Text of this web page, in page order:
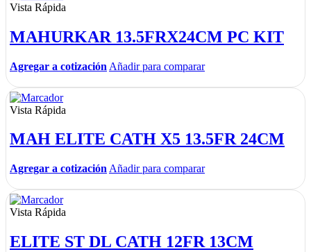
Vista Rápida
MAHURKAR 13.5FRX24CM PC KIT
Agregar a cotización Añadir para comparar
Vista Rápida
MAH ELITE CATH X5 13.5FR 24CM
Agregar a cotización Añadir para comparar
Vista Rápida
ELITE ST DL CATH 12FR 13CM